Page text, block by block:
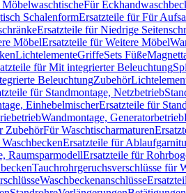
Für
SchalenformErsatzteile für Für
Ersatzteile für Niedrige
MöbelErsatzteile für Weitere Möbel
LichtelementeGriffeSets Füße
für Mit integrierter Beleuchtung
BeleuchtungZubehör
für Standmontage, Netzbetrieb
EinhebelmischerErsatzteile für
Wandmontage, Generatorbetrieb
ZubehörFür Waschtischarmaturen
Ersatzteile für
RaumsparmodellErsatzteile für
Tauchrohrgeruchsverschlüsse für
Waschbeckenanschlüsse